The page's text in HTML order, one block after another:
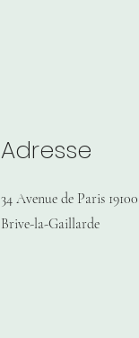
Adresse
34 Avenue de Paris 19100
Brive-la-Gaillarde